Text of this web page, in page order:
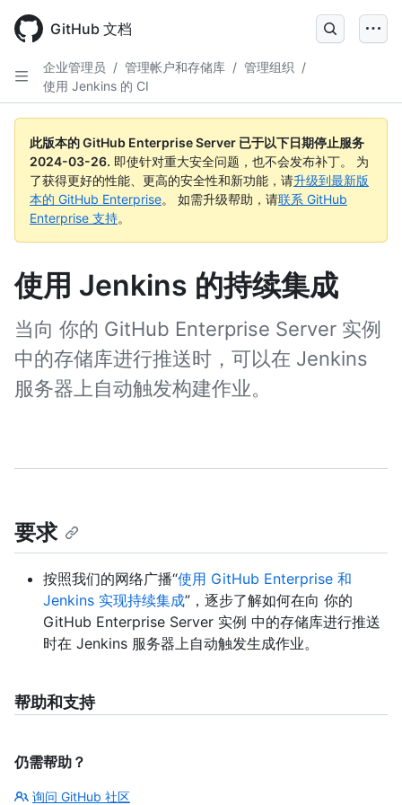
main
content
GitHub 文档
企业管理员 / 管理帐户和存储库 / 管理组织 /
使用 Jenkins 的 CI
此版本的 GitHub Enterprise Server 已于以下日期停止服务
2024-03-26. 即使针对重大安全问题，也不会发布补丁。 为
了获得更好的性能、更高的安全性和新功能，请升级到最新版
本的 GitHub Enterprise。 如需升级帮助，请联系 GitHub
Enterprise 支持。
使用 Jenkins 的持续集成
当向 你的 GitHub Enterprise Server 实例
中的存储库进行推送时，可以在 Jenkins
服务器上自动触发构建作业。
要求
按照我们的网络广播“使用 GitHub Enterprise 和
Jenkins 实现持续集成”，逐步了解如何在向 你的
GitHub Enterprise Server 实例 中的存储库进行推送
时在 Jenkins 服务器上自动触发生成作业。
帮助和支持
仍需帮助？
询问 GitHub 社区